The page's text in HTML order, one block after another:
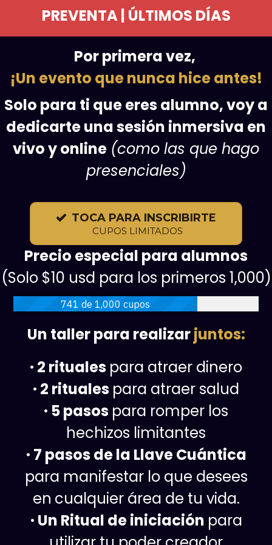
PREVENTA | ÚLTIMOS DÍAS
Por primera vez,
¡Un evento que nunca hice antes!
Solo para ti que eres alumno, voy a
dedicarte una sesión inmersiva en
vivo y online (como las que hago
presenciales)
TOCA PARA INSCRIBIRTE
CUPOS LIMITADOS
Precio especial para alumnos
(Solo $10 usd para los primeros 1,000)
741 de 1,000 cupos
Un taller para realizarjuntos:
· 2 rituales para atraer dinero
· 2 rituales para atraer salud
· 5 pasos para romper los
hechizos limitantes
· 7 pasos de la Llave Cuántica
para manifestar lo que desees
en cualquier área de tu vida.
· Un Ritual de iniciación para